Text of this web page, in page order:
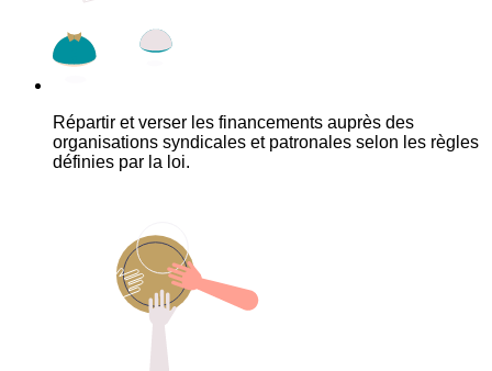
Répartir et verser les financements auprès des
organisations syndicales et patronales selon les règles
définies par la loi.